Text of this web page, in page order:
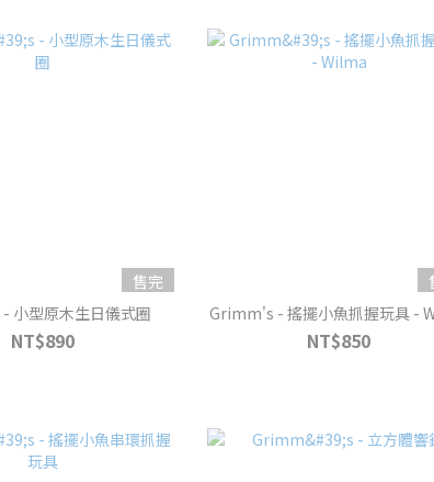
售完
小型原木生日儀式圈
NT$890
Grimm's - 搖擺小魚抓握玩具 -
NT$850